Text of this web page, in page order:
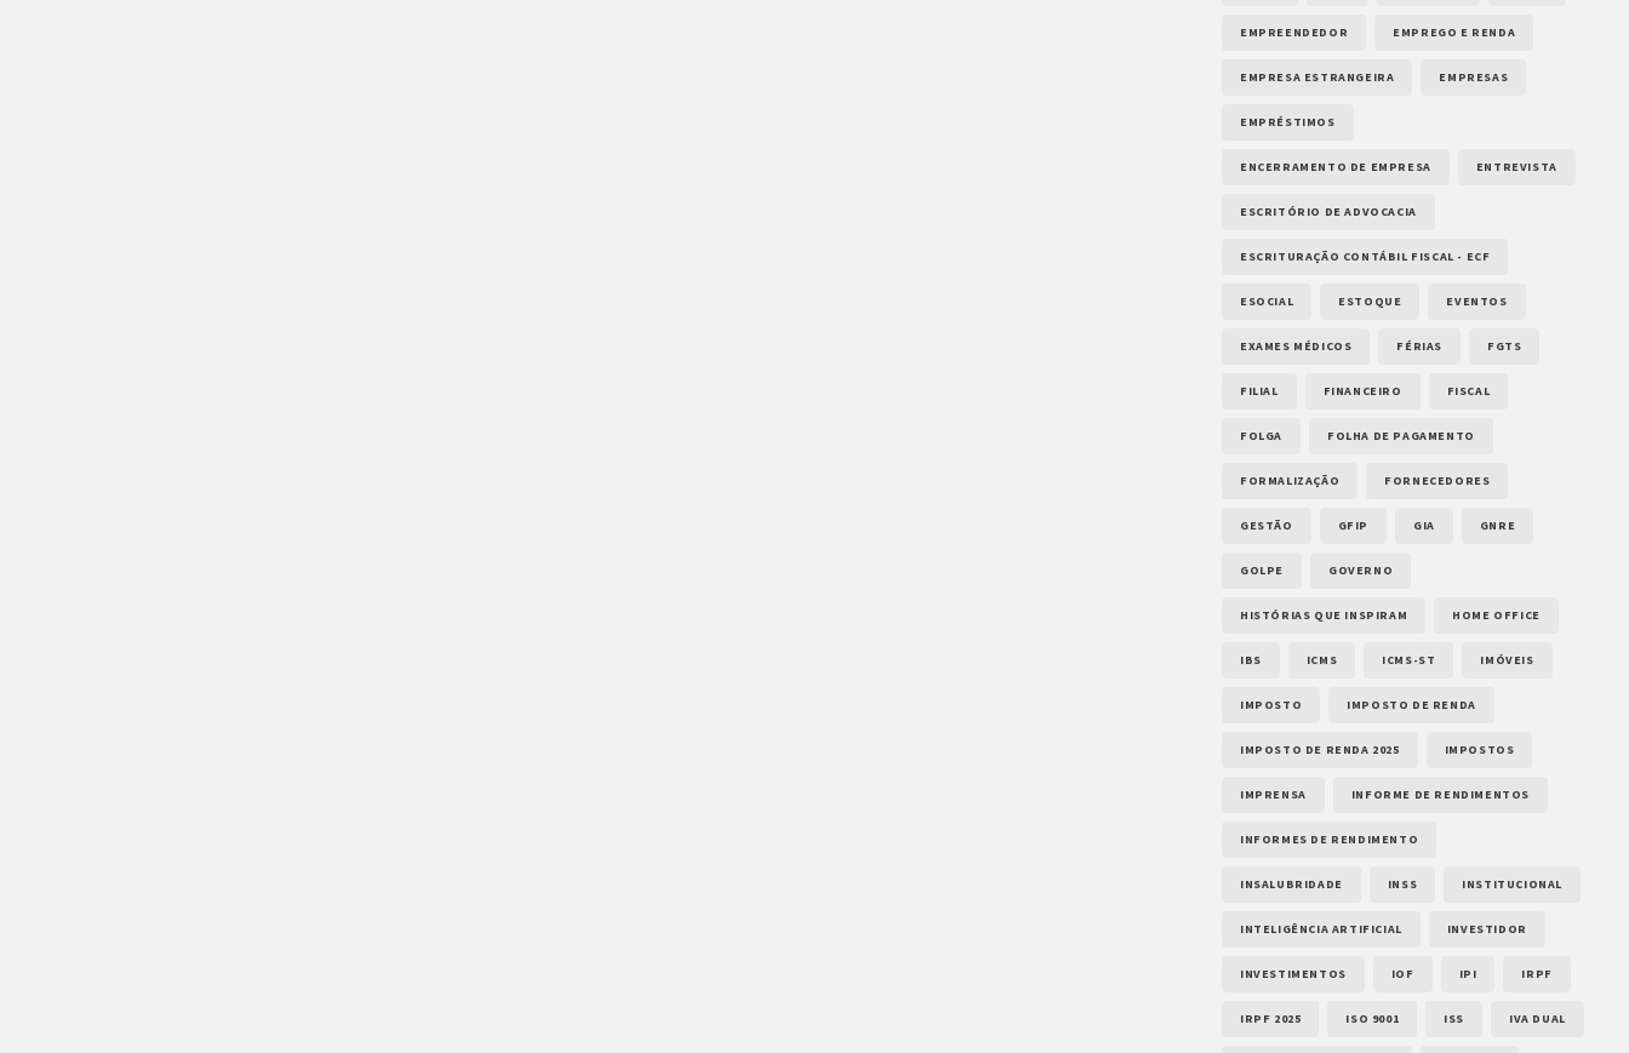
EMPREENDEDOR EMPREGO E RENDA
EMPRESA ESTRANGEIRA EMPRESAS
EMPRÉSTIMOS
ENCERRAMENTO DE EMPRESA ENTREVISTA
ESCRITÓRIO DE ADVOCACIA
ESCRITURAÇÃO CONTÁBIL FISCAL - ECF
ESOCIAL ESTOQUE EVENTOS
EXAMES MÉDICOS FÉRIAS FGTS
FILIAL FINANCEIRO FISCAL
FOLGA FOLHA DE PAGAMENTO
FORMALIZAÇÃO FORNECEDORES
GESTÃO GFIP GIA GNRE
GOLPE GOVERNO
HISTÓRIAS QUE INSPIRAM HOME OFFICE
IBS ICMS ICMS-ST IMÓVEIS
IMPOSTO IMPOSTO DE RENDA
IMPOSTO DE RENDA 2025 IMPOSTOS
IMPRENSA INFORME DE RENDIMENTOS
INFORMES DE RENDIMENTO
INSALUBRIDADE INSS INSTITUCIONAL
INTELIGÊNCIA ARTIFICIAL INVESTIDOR
INVESTIMENTOS IOF IPI IRPF
IRPF 2025 ISO 9001 ISS IVA DUAL